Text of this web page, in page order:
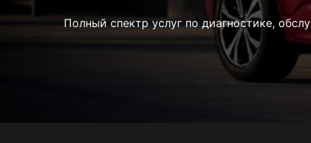
Полный спектр услуг по диагностике,